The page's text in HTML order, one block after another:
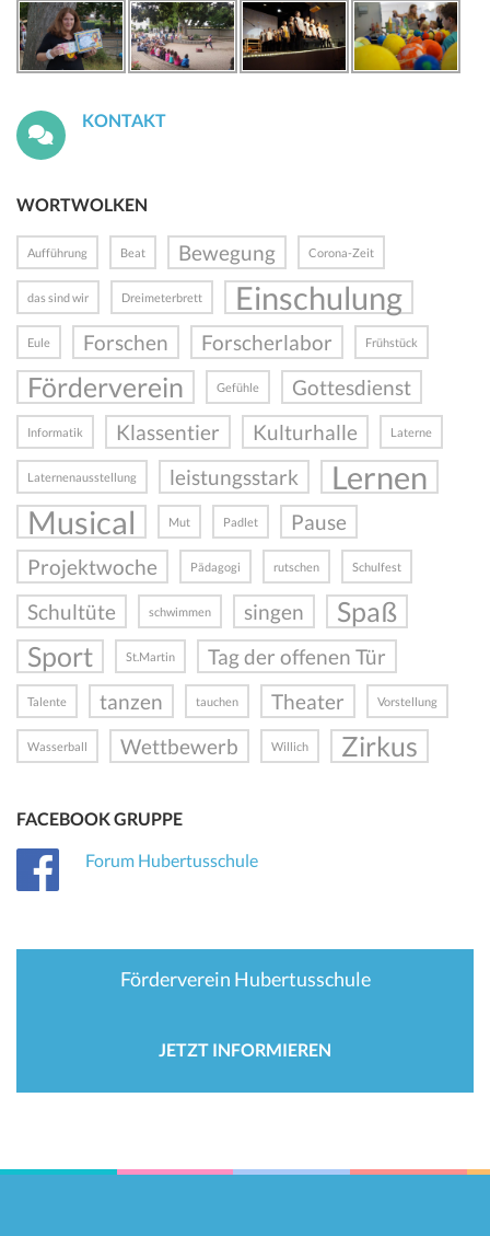
KONTAKT
WORTWOLKEN
Aufführung Beat Bewegung Corona-Zeit
das sind wir Dreimeterbrett Einschulung
Eule Forschen Forscherlabor Frühstück
Förderverein Gefühle Gottesdienst
Informatik Klassentier Kulturhalle Laterne
Laternenausstellung leistungsstark
Lernen
Musical
Mut Padlet
Pause
Projektwoche
Pädagogi rutschen Schulfest
Schultüte schwimmen singen
Spaß
Sport
St.Martin Tag der offenen Tür
Talente tanzen tauchen Theater Vorstellung
Wasserball Wettbewerb Willich Zirkus
FACEBOOK GRUPPE
Forum Hubertusschule
Förderverein Hubertusschule
JETZT INFORMIEREN